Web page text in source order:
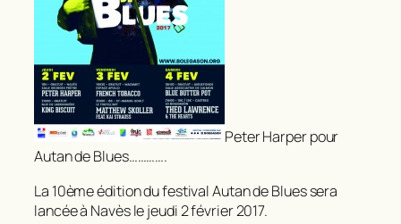
Peter Harper pour
Autan de Blues………….
La 10ème édition du festival Autan de Blues sera
lancée à Navès le jeudi 2 février 2017.